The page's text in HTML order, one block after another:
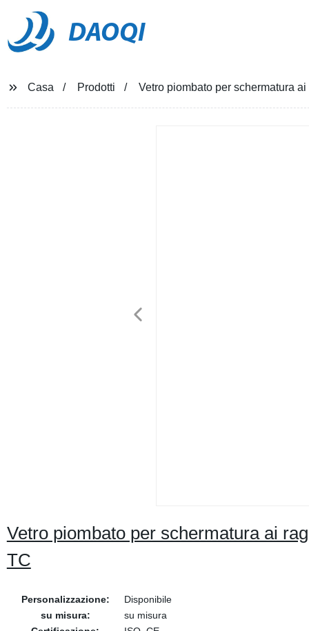
DAOQI
Casa Prodotti Vetro piombato per schermatura
Vetro piombato per schermatura ai
TC
Personalizzazione:
Disponibile
su misura:
su misura